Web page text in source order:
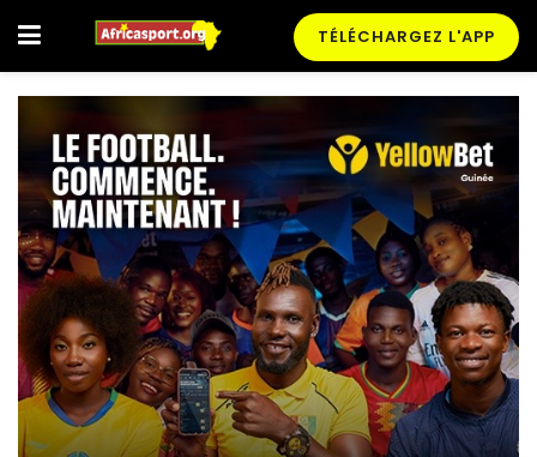
TÉLÉCHARGEZ L'APP